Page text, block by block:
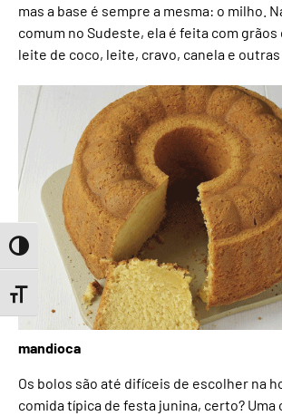
Toggle High Contrast
Toggle Font size
mas a base é sempre a mesma: o milho.
comum no Sudeste, ela é feita com
leite de coco, leite, cravo, canela e outras
mandioca
Os bolos são até difíceis de escolher na
comida típica de festa junina, certo? Uma